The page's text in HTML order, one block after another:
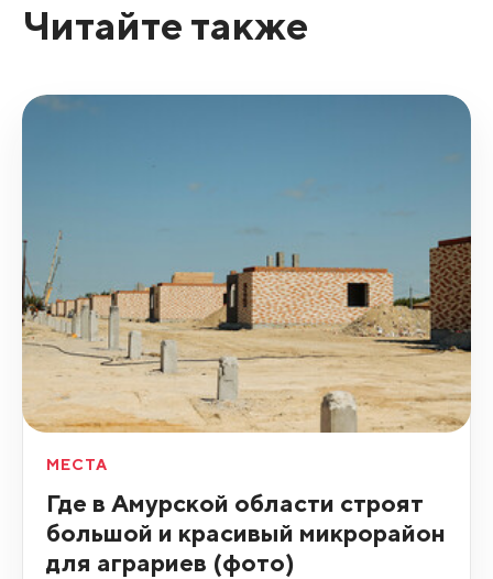
Читайте также
МЕСТА
Где в Амурской области строят
большой и красивый микрорайон
для аграриев (фото)